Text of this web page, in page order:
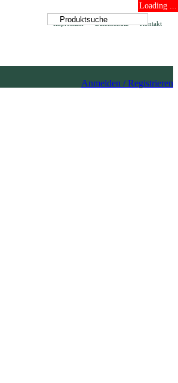
Loading ...
Kontakt
Datenschutz
Impressum
Anmelden / Registrieren